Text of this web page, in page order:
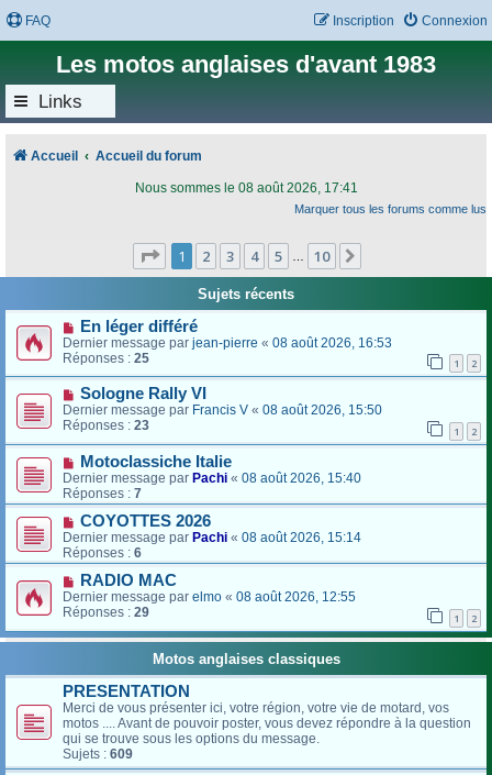
FAQ Connexion
Inscription
Les motos anglaises d'avant 1983
Links
Accueil Accueil du forum
Nous sommes le 08 août 2026, 17:41
Marquer tous les forums comme lus
Page 1sur
1 2 3 4 5 10
Sujets récents
En léger différé
Dernier message par jean-pierre « 08 août 2026, 16:53
Réponses : 25 1 2
Sologne Rally VI
Dernier message par Francis V « 08 août 2026, 15:50
Réponses : 23 1 2
Motoclassiche Italie
Dernier message par Pachi « 08 août 2026, 15:40
Réponses : 7
COYOTTES 2026
Dernier message par Pachi « 08 août 2026, 15:14
Réponses : 6
RADIO MAC
Dernier message par elmo « 08 août 2026, 12:55
Réponses : 29 1 2
Motos anglaises classiques
PRESENTATION
Merci de vous présenter ici, votre région, votre vie de motard, vos
motos .... Avant de pouvoir poster, vous devez répondre à la question
qui se trouve sous les options du message.
Sujets : 609